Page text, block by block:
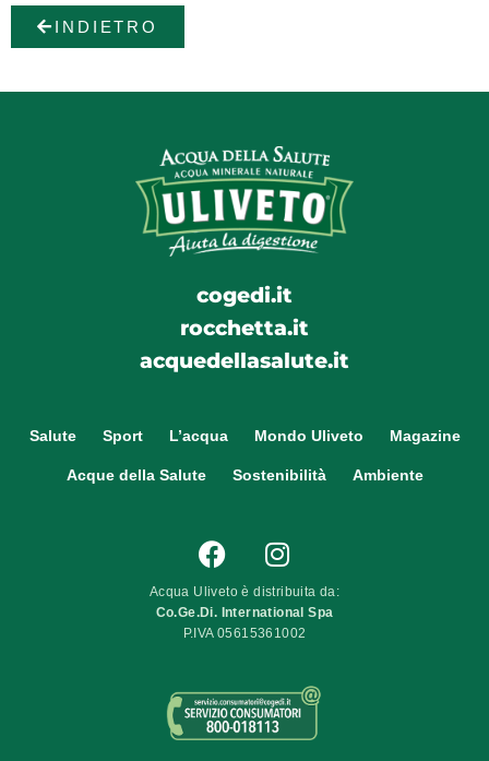
INDIETRO
cogedi.it
rocchetta.it
acquedellasalute.it
Salute Sport L’acqua Mondo Uliveto Magazine
Acque della Salute Sostenibilità Ambiente
Acqua Uliveto è distribuita da:
Co.Ge.Di. International Spa
P.IVA 05615361002